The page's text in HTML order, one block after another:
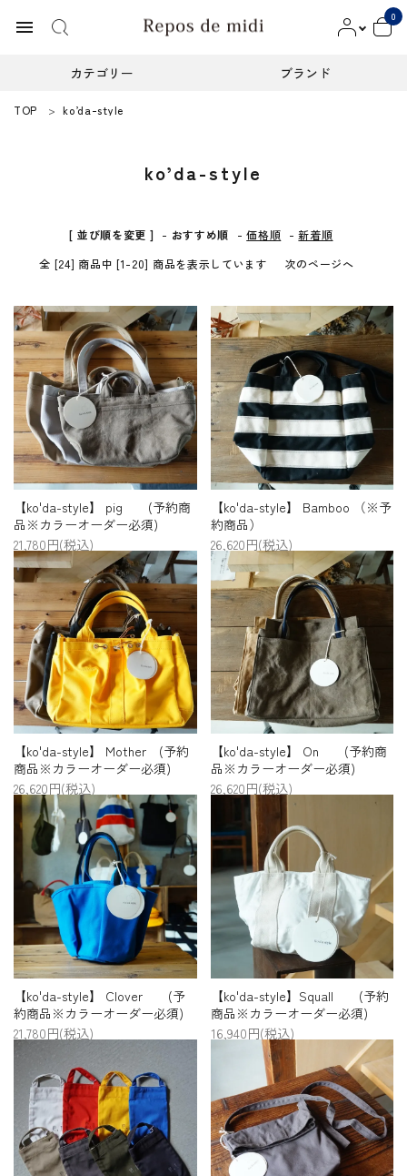
menu
0
カテゴリー ブランド
ACCOUNT MENU
person 新規会員登録
カテゴリー
インフォメーション
お知らせ
ご利用ガイド
プライバシーポリシー
特定商取引法について
お問い合わせ
TOP ko’da-style
ko’da-style
[ 並び順を変更 ] - おすすめ順 -価格順 -新着順
全 [24] 商品中 [1-20] 商品を表示しています
次のページへ
【ko'da-style】 pig (予約商
品※カラーオーダー必須)
21,780円(税込)
【ko'da-style】 Bamboo （※予
約商品）
26,620円(税込)
【ko'da-style】 Mother (予約
商品※カラーオーダー必須)
26,620円(税込)
【ko'da-style】 On (予約商
品※カラーオーダー必須)
26,620円(税込)
【ko'da-style】 Clover (予
約商品※カラーオーダー必須)
21,780円(税込)
【ko'da-style】Squall (予約
商品※カラーオーダー必須)
16,940円(税込)